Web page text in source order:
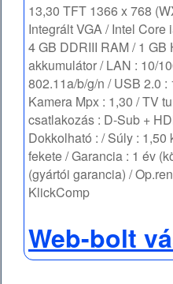
13,30 TFT 1366 x 768
Integrált VGA / Intel Core
4 GB DDRIII RAM / 1 GB
akkumulátor / LAN : 10/
802.11a/b/g/n / USB 2.0 :
Kamera Mpx : 1,30 / TV
csatlakozás : D-Sub +
Dokkolható : / Súly : 1,50
fekete / Garancia : 1 év
(gyártói garancia) /
KlickComp
Web-bolt